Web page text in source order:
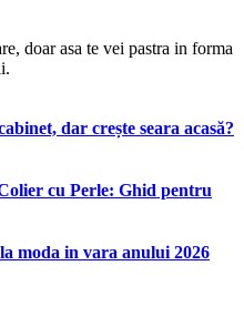
doar asa te vei pastra in forma
dar crește seara acasă?
cu Perle: Ghid pentru
moda in vara anului 2026